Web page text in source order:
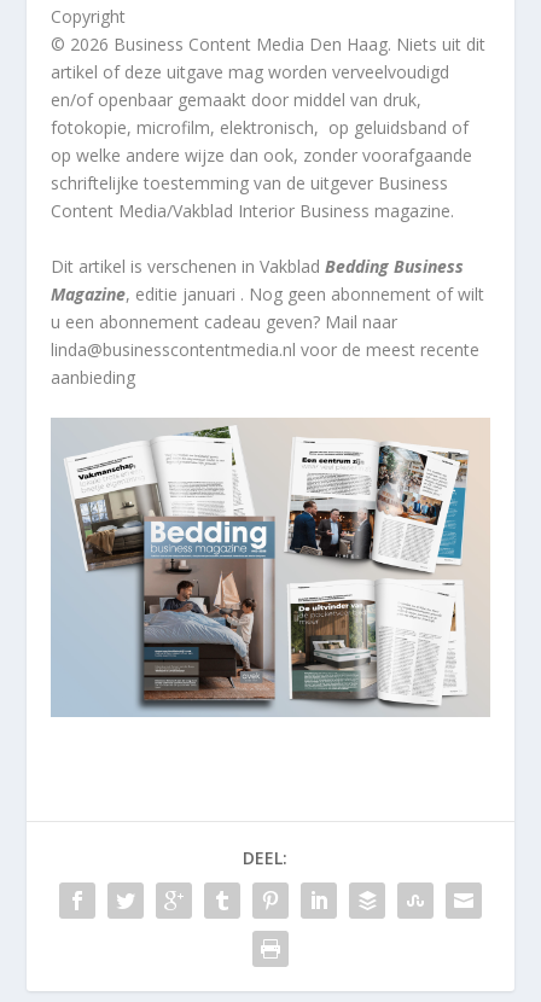
Copyright
© 2026 Business Content Media Den Haag. Niets uit dit
artikel of deze uitgave mag worden verveelvoudigd
en/of openbaar gemaakt door middel van druk,
fotokopie, microfilm, elektronisch, op geluidsband of
op welke andere wijze dan ook, zonder voorafgaande
schriftelijke toestemming van de uitgever Business
Content Media/Vakblad Interior Business magazine.
Dit artikel is verschenen in VakbladBedding Business
Magazine, editie januari . Nog geen abonnement of wilt
u een abonnement cadeau geven? Mail naar
linda@businesscontentmedia.nl voor de meest recente
aanbieding
DEEL: